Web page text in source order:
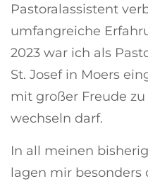
Pastoralassistent
umfangreiche
2023 war ich als
St. Josef in Moers
mit großer Freude
wechseln darf.
In all meinen
lagen mir besonders